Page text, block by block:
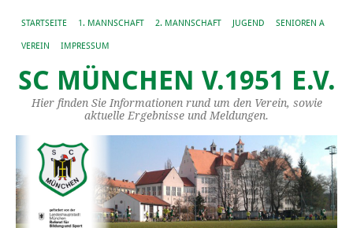
STARTSEITE 1. MANNSCHAFT 2. MANNSCHAFT JUGEND SENIOREN A
VEREIN IMPRESSUM
SC MÜNCHEN V.1951 E.V.
Hier finden Sie Informationen rund um den Verein, sowie
aktuelle Ergebnisse und Meldungen.